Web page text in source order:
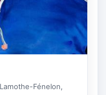
Fénelon,